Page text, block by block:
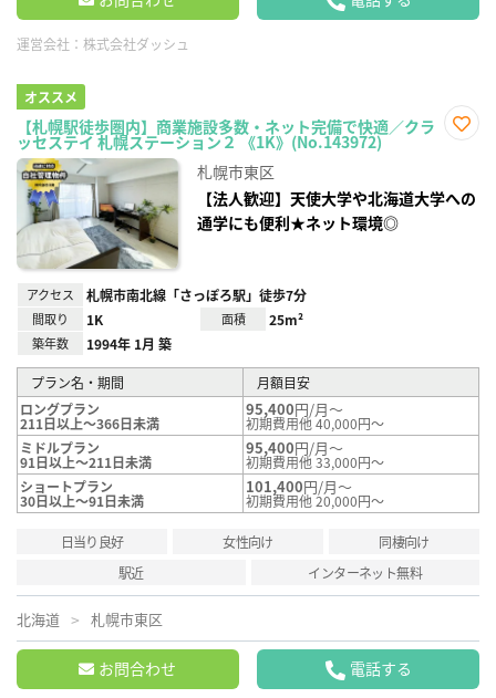
運営会社： 株式会社ダッシュ
オススメ
【札幌駅徒歩圏内】商業施設多数・ネット完備で快適／クラ
ッセステイ 札幌ステーション２ 《1K》(No.143972)
録
札幌市東区
【法人歓迎】天使大学や北海道大学への
通学にも便利★ネット環境◎
アクセス 札幌市南北線「さっぽろ駅」徒歩7分
間取り 1K 面積 25m²
築年数 1994年 1月 築
プラン名・期間
月額目安
ロングプラン
211日以上～366日未満
95,400円/月～
初期費用他 40,000円～
ミドルプラン
91日以上～211日未満
95,400円/月～
初期費用他 33,000円～
ショートプラン
30日以上～91日未満
101,400円/月～
初期費用他 20,000円～
日当り良好 女性向け
同棲向け
駅近
インターネット無料
北海道 札幌市東区
お問合わせ 電話する